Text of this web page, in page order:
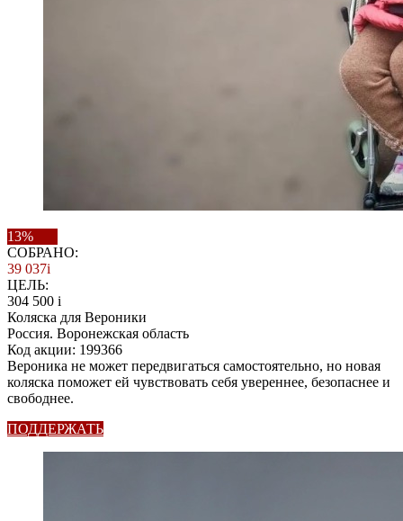
13%
СОБРАНО:
39 037i
ЦЕЛЬ:
304 500 i
Коляска для Вероники
Россия. Воронежская область
Код акции: 199366
Вероника не может передвигаться самостоятельно, но новая
коляска поможет ей чувствовать себя увереннее, безопаснее и
свободнее.
ПОДДЕРЖАТЬ